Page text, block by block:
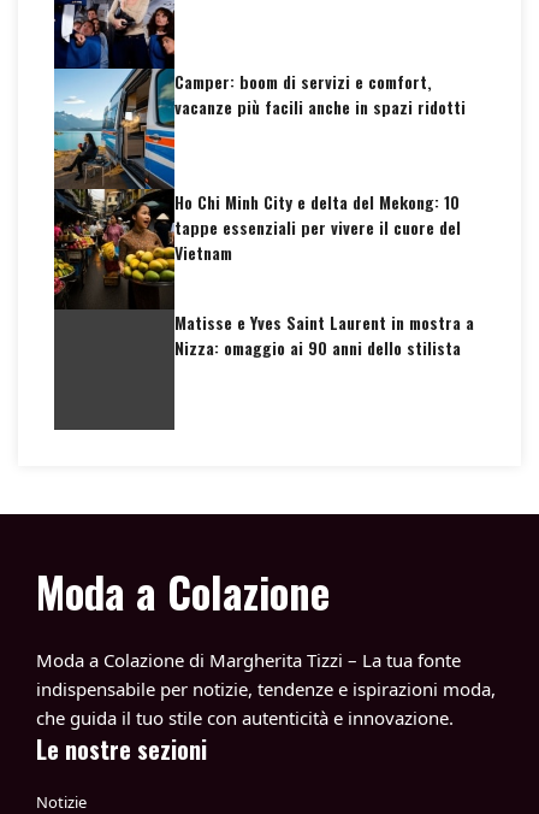
Camper: boom di servizi e comfort,
vacanze più facili anche in spazi ridotti
Ho Chi Minh City e delta del Mekong: 10
tappe essenziali per vivere il cuore del
Vietnam
Matisse e Yves Saint Laurent in mostra a
Nizza: omaggio ai 90 anni dello stilista
Moda a Colazione
Moda a Colazione di Margherita Tizzi – La tua fonte
indispensabile per notizie, tendenze e ispirazioni moda,
che guida il tuo stile con autenticità e innovazione.
Le nostre sezioni
Notizie